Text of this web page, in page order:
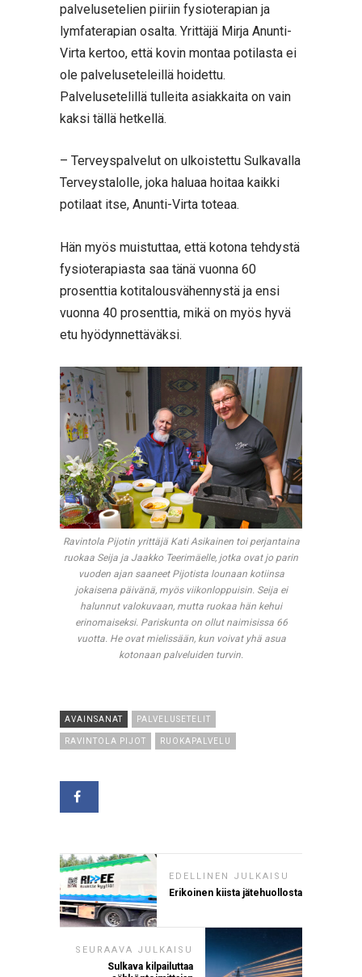
palvelusetelien piiriin fysioterapian ja
lymfaterapian osalta. Yrittäjä Mirja Anunti-
Virta kertoo, että kovin montaa potilasta ei
ole palveluseteleillä hoidettu.
Palvelusetelillä tulleita asiakkaita on vain
kaksi tällä hetkellä.
– Terveyspalvelut on ulkoistettu Sulkavalla
Terveystalolle, joka haluaa hoitaa kaikki
potilaat itse, Anunti-Virta toteaa.
Hän myös muistuttaa, että kotona tehdystä
fysioterapiasta saa tänä vuonna 60
prosenttia kotitalousvähennystä ja ensi
vuonna 40 prosenttia, mikä on myös hyvä
etu hyödynnettäväksi.
Ravintola Pijotin yrittäjä Kati Asikainen toi perjantaina
ruokaa Seija ja Jaakko Teerimäelle, jotka ovat jo parin
vuoden ajan saaneet Pijotista lounaan kotiinsa
jokaisena päivänä, myös viikonloppuisin. Seija ei
halunnut valokuvaan, mutta ruokaa hän kehui
erinomaiseksi. Pariskunta on ollut naimisissa 66
vuotta. He ovat mielissään, kun voivat yhä asua
kotonaan palveluiden turvin.
AVAINSANAT PALVELUSETELIT
RAVINTOLA PIJOT RUOKAPALVELU
EDELLINEN JULKAISU
Erikoinen kiista jätehuollosta
SEURAAVA JULKAISU
Sulkava kilpailuttaa